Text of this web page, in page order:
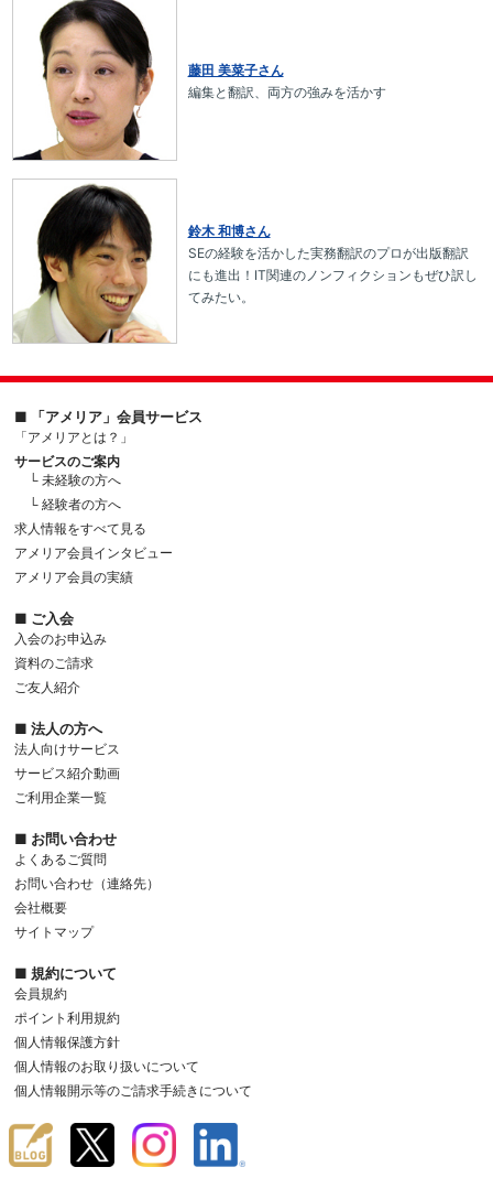
藤田 美菜子さん
編集と翻訳、両方の強みを活かす
鈴木 和博さん
SEの経験を活かした実務翻訳のプロが出版翻訳
にも進出！IT関連のノンフィクションもぜひ訳し
てみたい。
■ 「アメリア」会員サービス
「アメリアとは？」
サービスのご案内
└ 未経験の方へ
└ 経験者の方へ
求人情報をすべて見る
アメリア会員インタビュー
アメリア会員の実績
■ ご入会
入会のお申込み
資料のご請求
ご友人紹介
■ 法人の方へ
法人向けサービス
サービス紹介動画
ご利用企業一覧
■ お問い合わせ
よくあるご質問
お問い合わせ（連絡先）
会社概要
サイトマップ
■ 規約について
会員規約
ポイント利用規約
個人情報保護方針
個人情報のお取り扱いについて
個人情報開示等のご請求手続きについて